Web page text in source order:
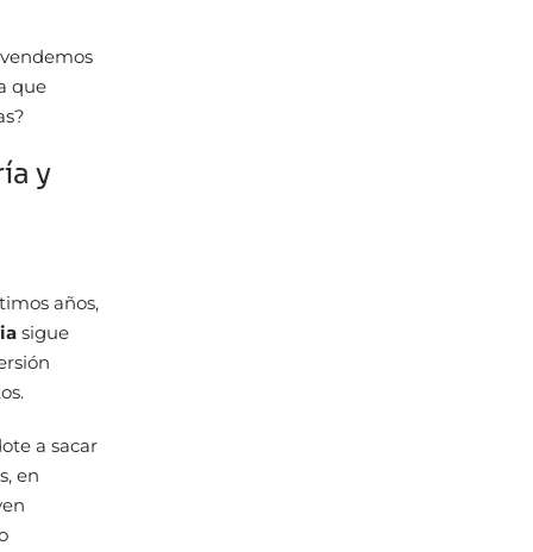
que
y
años,
sigue
a sacar
en